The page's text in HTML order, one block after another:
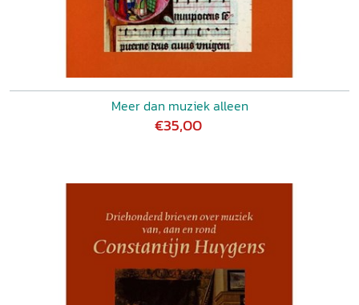
Meer dan muziek alleen
€35,00